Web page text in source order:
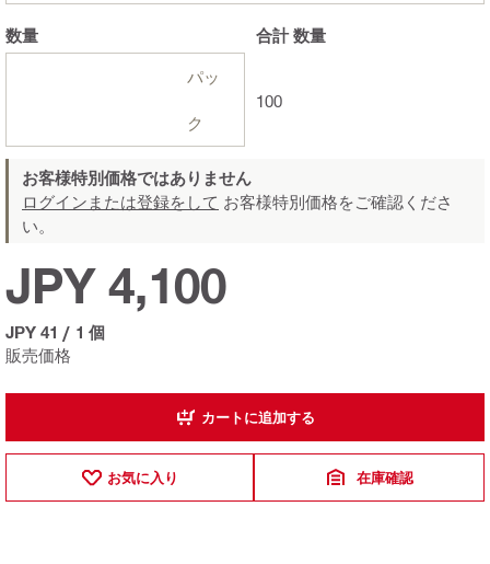
数量
パッ
ク
合計数量
100
お客様特別価格ではありません
ログインまたは登録をして お客様特別価格をご確認くださ
い。
販売価格
JPY 4,100
JPY 41 / 1 個
カートに追加する
お気に入り 在庫確認